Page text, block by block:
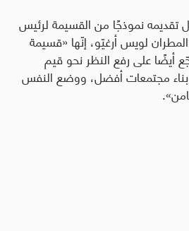
تقديمه نموذجًا من القسيمة لرئيس
لويس أرغيّو، إنّها «قسيمة
أيضًا على رفع النظر نحو قيم
وبناء مجتمعات أفضل، ووضع النفس